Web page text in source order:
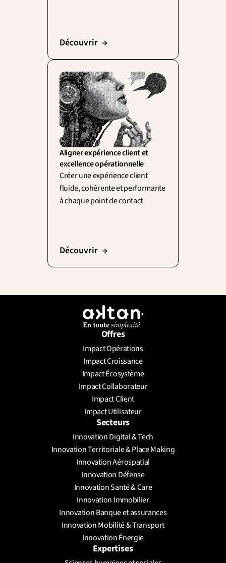
Découvrir  →
Aligner expérience client et
excellence opérationnelle
Créer une expérience client
fluide, cohérente et performante
à chaque point de contact
Découvrir  →
Offres
Impact Opérations
Impact Croissance
Impact Écosystème
Impact Collaborateur
Impact Client
Impact Utilisateur
Secteurs
Innovation Digital & Tech
Innovation Territoriale & Place Making
Innovation Aérospatial
Innovation Défense
Innovation Santé & Care
Innovation Immobilier
Innovation Banque et assurances
Innovation Mobilité & Transport
Innovation Énergie
Expertises